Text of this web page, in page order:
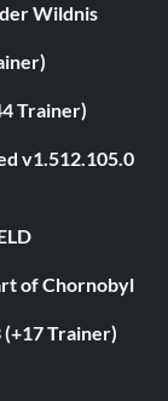
Wildnis
Trainer)
v1.512.105.0
of Chornobyl
Trainer)